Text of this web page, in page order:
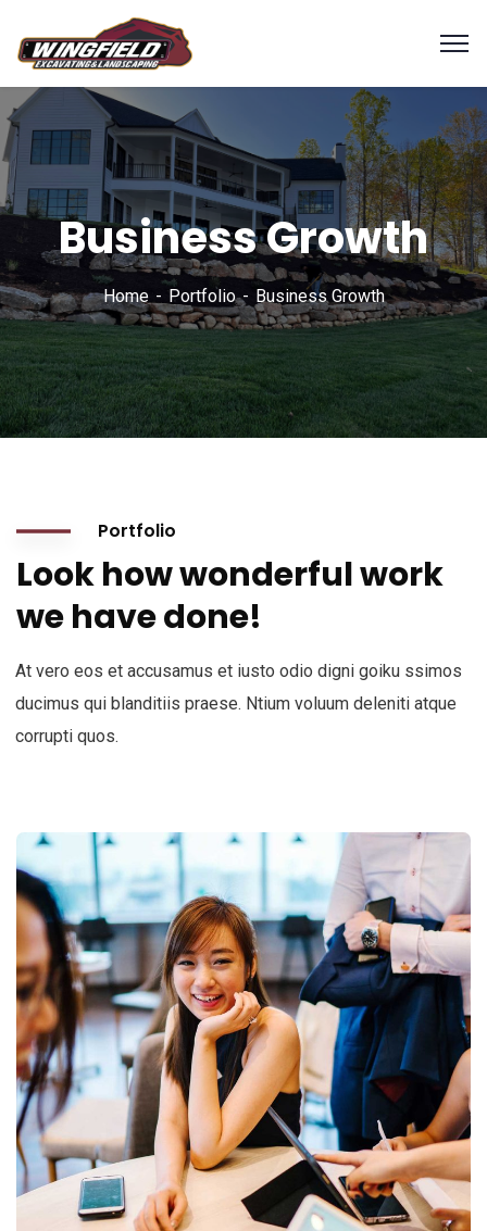
Business Growth
Home Portfolio Business Growth
Portfolio
Look how wonderful work
we have done!
At vero eos et accusamus et iusto odio digni goiku ssimos
ducimus qui blanditiis praese. Ntium voluum deleniti atque
corrupti quos.